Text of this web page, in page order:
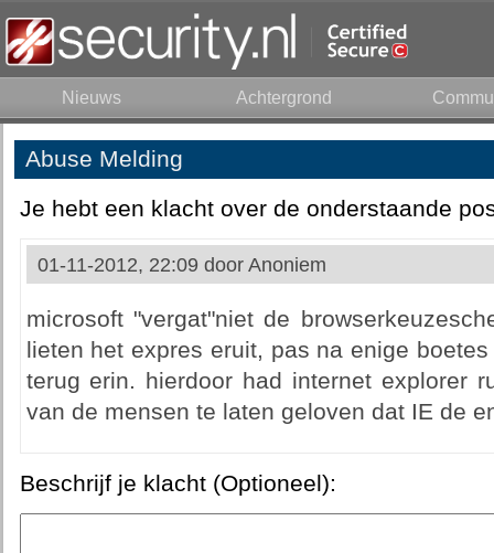
Nieuws Achtergrond
Abuse Melding
Je hebt een klacht over de onderstaande
01-11-2012, 22:09 door Anoniem
microsoft "vergat"niet de
lieten het expres eruit, pas na enige
terug erin. hierdoor had internet explorer
van de mensen te laten geloven dat IE de
Beschrijf je klacht (Optioneel):